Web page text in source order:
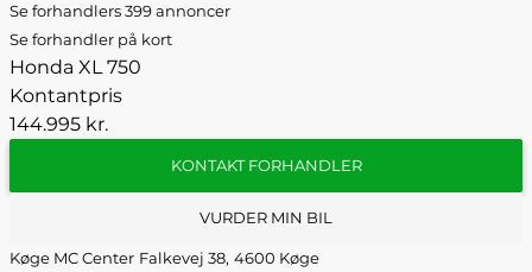
Se forhandlers 399 annoncer
Se forhandler på kort
Honda XL 750
Kontantpris
144.995 kr.
KONTAKT FORHANDLER
VURDER MIN BIL
Køge MC Center Falkevej 38, 4600 Køge